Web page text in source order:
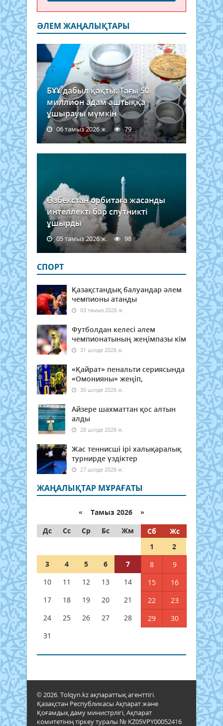
ӘЛЕМ ЖАҢАЛЫҚТАРЫ
БҰҰ дабыл қақты: Тағы 50
миллион адам аштыққа
ұшырауы мүмкін
06 тамыз 2026 ж. 79
Өзбекстан орбитаға жасанды
интеллекті бар спутникті
ұшырды
05 тамыз 2026 ж. 98
СПОРТ
Қазақстандық балуандар әлем
чемпионы атанды
03 тамыз 2026 ж.
Футболдан келесі әлем
чемпионатының жеңімпазы кім
31 шілде 2026 ж.
«Қайрат» пенальти сериясында
«Омонияны» жеңіп,
30 шілде 2026 ж.
Айзере шахматтан қос алтын
алды
28 шілде 2026 ж.
Жас теннисші ірі халықаралық
турнирде үздіктер
27 шілде 2026 ж.
ЖАҢАЛЫҚТАР МҰРАҒАТЫ
« Тамыз 2026 »
Дс
Сс Ср Бс Жм Сб
Жс
1
2
3
4 5 6 7 8
9
10
11 12 13 14 15
16
17
18 19 20 21 22
23
24
25 26 27 28 29
30
31
© 2026. Tolqyn.kz ақпараттық агенттігі.
Қазақстан Республикасы Ақпарат және
Қоғамдық даму министрлігі, Ақпарат
комитетінің тіркеу туралы № KZ05VPY00052416